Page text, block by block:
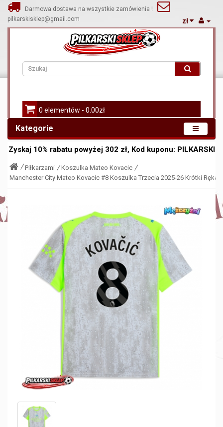
Darmowa dostawa na wszystkie zamówienia !
pilkarskisklep@gmail.com
zł
0 elementów - 0.00zł
Kategorie
Zyskaj 10% rabatu powyżej 302 zł, Kod kuponu: PILKARSKI
Piłkarzami
Koszulka Mateo Kovacic
Manchester City Mateo Kovacic #8 Koszulka Trzecia 2025-26 Krótki Rękaw